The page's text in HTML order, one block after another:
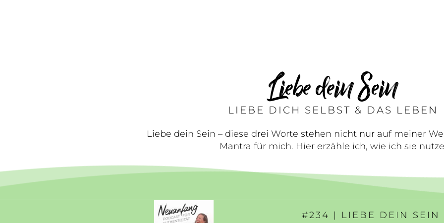
Liebe dein Sein
LIEBE DICH SELBST & DAS LEBEN
Liebe dein Sein – diese drei Worte stehen nicht nur auf meiner
Mantra für mich. Hier erzähle ich, wie ich sie
#234 | LIEBE DEIN SEIN